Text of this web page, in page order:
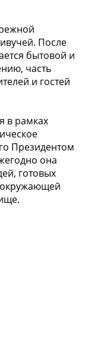
После
бытовой и
часть
и гостей
в рамках
Президентом
она
готовых
окружающей